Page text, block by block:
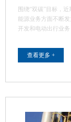
围绕“双碳”目标，
能源业务方面不断
开发和电动出行业
查看更多 +